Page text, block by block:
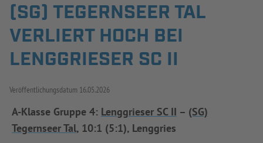
Jetzt einloggen
ERGEBNISSE & WETTBEWERBE
SPIELBETRIEB & VERBANDSLEBEN
AUSBILDUNG & FÖRDERUNG
(SG) TEGERNSEER TAL
VERLIERT HOCH BEI
LENGGRIESER SC II
Veröffentlichungsdatum 16.05.2026
A-Klasse Gruppe 4: Lenggrieser SC II – (SG)
Tegernseer Tal, 10:1 (5:1), Lenggries